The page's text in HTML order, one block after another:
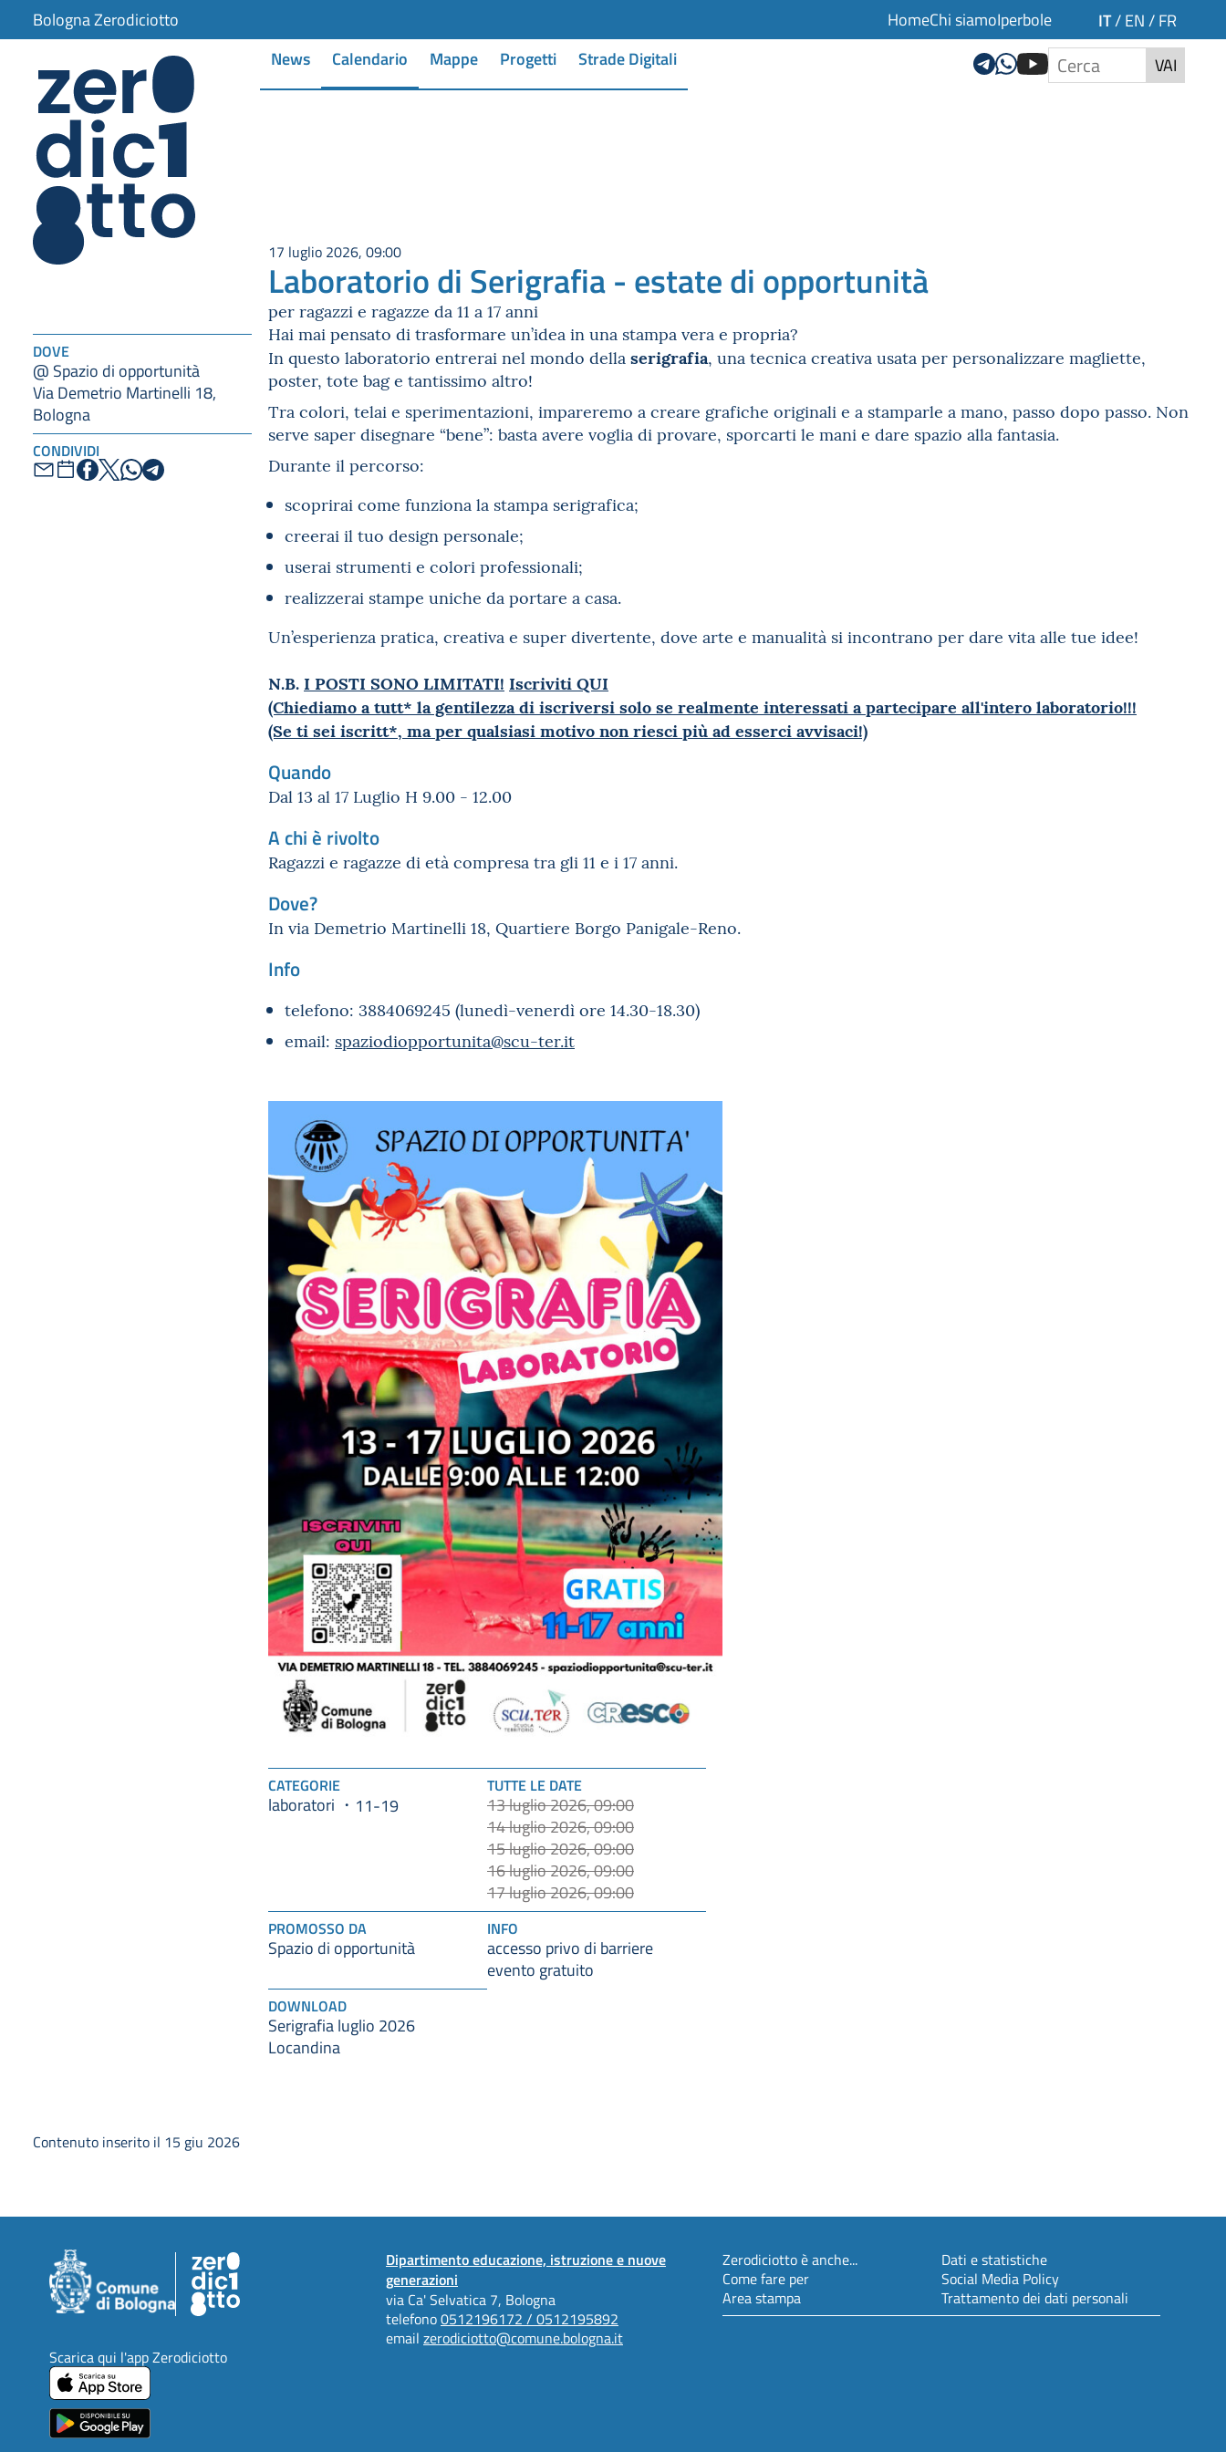
Bologna Zerodiciotto HomeChi siamoIperbole IT/ EN / FR
News Calendario Mappe Progetti Strade Digitali VAI
DOVE
@ Spazio di opportunità
Via Demetrio Martinelli 18,
Bologna
CONDIVIDI
17 luglio 2026, 09:00
Laboratorio di Serigrafia - estate di opportunità
per ragazzi e ragazze da 11 a 17 anni
Hai mai pensato di trasformare un’idea in una stampa vera e propria?
In questo laboratorio entrerai nel mondo della serigrafia, una tecnica creativa usata per personalizzare magliette,
poster, tote bag e tantissimo altro!
Tra colori, telai e sperimentazioni, impareremo a creare grafiche originali e a stamparle a mano, passo dopo passo. Non
serve saper disegnare “bene”: basta avere voglia di provare, sporcarti le mani e dare spazio alla fantasia.
Durante il percorso:
scoprirai come funziona la stampa serigrafica;
creerai il tuo design personale;
userai strumenti e colori professionali;
realizzerai stampe uniche da portare a casa.
Un’esperienza pratica, creativa e super divertente, dove arte e manualità si incontrano per dare vita alle tue idee!
N.B. I POSTI SONO LIMITATI! Iscriviti QUI
(Chiediamo a tutt* la gentilezza di iscriversi solo se realmente interessati a partecipare all'intero laboratorio!!!
(Se ti sei iscritt*, ma per qualsiasi motivo non riesci più ad esserci avvisaci!)
Quando
Dal 13 al 17 Luglio H 9.00 - 12.00
A chi è rivolto
Ragazzi e ragazze di età compresa tra gli 11 e i 17 anni.
Dove?
In via Demetrio Martinelli 18, Quartiere Borgo Panigale-Reno.
Info
telefono: 3884069245 (lunedì-venerdì ore 14.30-18.30)
email: spaziodiopportunita@scu-ter.it
CATEGORIE
laboratori 11-19
TUTTE LE DATE
13 luglio 2026, 09:00
14 luglio 2026, 09:00
15 luglio 2026, 09:00
16 luglio 2026, 09:00
17 luglio 2026, 09:00
PROMOSSO DA
Spazio di opportunità
INFO
accesso privo di barriere
evento gratuito
DOWNLOAD
Serigrafia luglio 2026
Locandina
Contenuto inserito il 15 giu 2026
Dipartimento educazione, istruzione e nuove
generazioni
via Ca' Selvatica 7, Bologna
telefono0512196172 / 0512195892
email zerodiciotto@comune.bologna.it
Zerodiciotto è anche...
Come fare per
Area stampa
Dati e statistiche
Social Media Policy
Trattamento dei dati personali
Scarica qui l'app Zerodiciotto